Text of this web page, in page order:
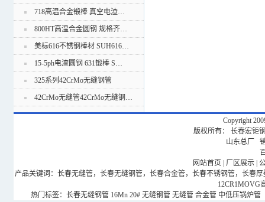
718高温合金锻棒 真空电渣…
800HT高温合金圆钢 规格齐…
美标616不锈钢棒材 SUH616…
15-5ph电渣圆钢 631锻棒 S…
325系列42CrMo无缝钢管
42CrMo无缝管42CrMo无缝钢…
Copyright
版权所有： 长春宏钜
山东总厂
网站首页
厂区展示
产品关键词：长春无缝管，长春无缝钢管，长春合金管，长春不锈钢管，长春
12CR1MOVG
热门标签： 长春无缝钢管 16Mn 20# 无缝钢管 无缝管 合金管 中低压锅炉管